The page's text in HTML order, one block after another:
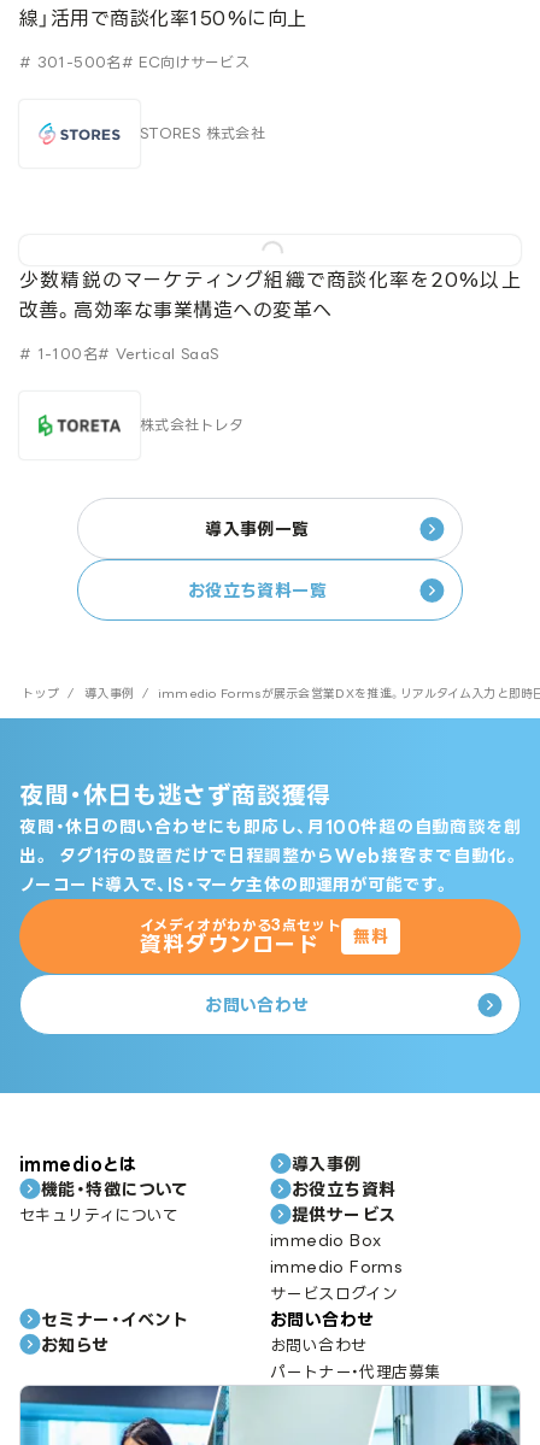
線」活用で商談化率150%に向上
# 301-500名# EC向けサービス
STORES 株式会社
少数精鋭のマーケティング組織で商談化率を20%以上
改善。高効率な事業構造への変革へ
# 1-100名# Vertical SaaS
株式会社トレタ
導入事例一覧
お役立ち資料一覧
トップ / 導入事例 / immedio Formsが展示会営業DXを推進。リアルタイム入力と即時
夜間・休日も逃さず商談獲得
夜間・休日の問い合わせにも即応し、月100件超の自動商談を創
出。
タグ1行の設置だけで日程調整からWeb接客まで自動化。
ノーコード導入で、IS・マーケ主体の即運用が可能です。
イメディオがわかる3点セット
資料ダウンロード 無料
お問い合わせ
immedioとは
機能・特徴について
セキュリティについて
導入事例
お役立ち資料
提供サービス
immedio Box
immedio Forms
サービスログイン
セミナー・イベント
お知らせ
お問い合わせ
お問い合わせ
パートナー・代理店募集